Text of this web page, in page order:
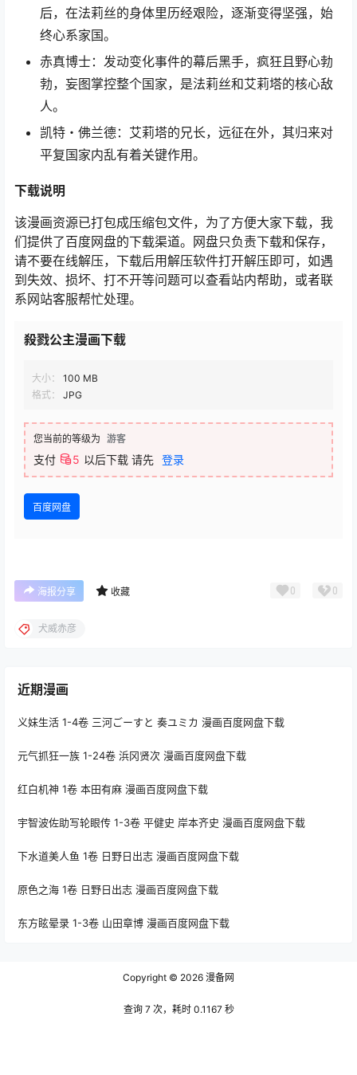
后，在法莉丝的身体里历经艰险，逐渐变得坚强，始
终心系家国。
赤真博士：发动变化事件的幕后黑手，疯狂且野心勃
勃，妄图掌控整个国家，是法莉丝和艾莉塔的核心敌
人。
凯特・佛兰德：艾莉塔的兄长，远征在外，其归来对
平复国家内乱有着关键作用。
下载说明
该漫画资源已打包成压缩包文件，为了方便大家下载，我
们提供了百度网盘的下载渠道。网盘只负责下载和保存，
请不要在线解压，下载后用解压软件打开解压即可，如遇
到失效、损坏、打不开等问题可以查看站内帮助，或者联
系网站客服帮忙处理。
殺戮公主漫画下载
大小：
100 MB
格式：
JPG
您当前的等级为 游客
支付 5 以后下载 请先 登录
百度网盘
海报分享 收藏 0 0
犬威赤彦
近期漫画
义妹生活 1-4卷 三河ごーすと 奏ユミカ 漫画百度网盘下载
元气抓狂一族 1-24卷 浜冈贤次 漫画百度网盘下载
红白机神 1卷 本田有麻 漫画百度网盘下载
宇智波佐助写轮眼传 1-3卷 平健史 岸本齐史 漫画百度网盘下载
下水道美人鱼 1卷 日野日出志 漫画百度网盘下载
原色之海 1卷 日野日出志 漫画百度网盘下载
东方眩晕录 1-3卷 山田章博 漫画百度网盘下载
Copyright © 2026 漫备网
查询 7 次，耗时 0.1167 秒